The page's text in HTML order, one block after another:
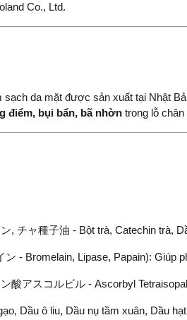
Co., Ltd.
sạch da mặt được sản xuất tại Nhật
điểm, bụi bẩn, bã nhờn trong lỗ chân
, チャ種子油 - Bột trà, Catechin trà,
- Bromelain, Lipase, Papain): Giúp
酸アスコルビル - Ascorbyl
Dầu ô liu, Dầu nụ tầm xuân, Dầu